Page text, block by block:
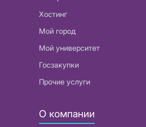
Хостинг
Мой город
Мой университет
Госзакупки
Прочие услуги
О компании